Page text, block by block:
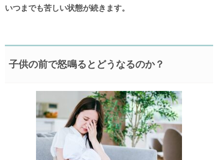
いつまでも苦しい状態が続きます。
子供の前で怒鳴るとどうなるのか？